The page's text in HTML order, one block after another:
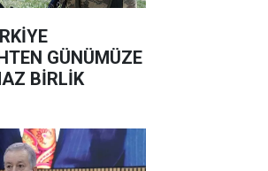
GÜNÜMÜZE
BİRLİK